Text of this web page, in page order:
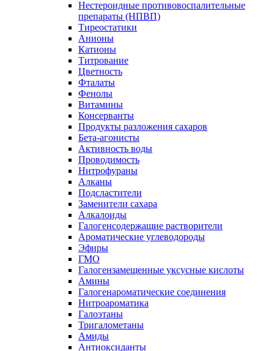
Нестероидные противовоспалительные
препараты (НПВП)
Тиреостатики
Анионы
Катионы
Титрование
Цветность
Фталаты
Фенолы
Витамины
Консерванты
Продукты разложения сахаров
Бета-агонисты
Активность воды
Проводимость
Нитрофураны
Алканы
Подсластители
Заменители сахара
Алкалоиды
Галогенсодержащие растворители
Ароматические углеводороды
Эфиры
ГМО
Галогензамещенные уксусные кислоты
Амины
Галогенароматические соединения
Нитроароматика
Галоэтаны
Тригалометаны
Амиды
Антиоксиданты